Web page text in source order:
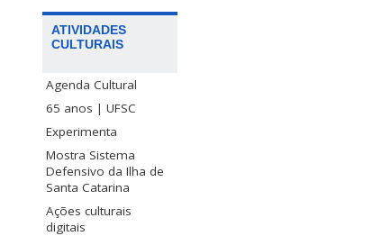
ATIVIDADES
CULTURAIS
Agenda Cultural
65 anos | UFSC
Experimenta
Mostra Sistema
Defensivo da Ilha de
Santa Catarina
Ações culturais
digitais